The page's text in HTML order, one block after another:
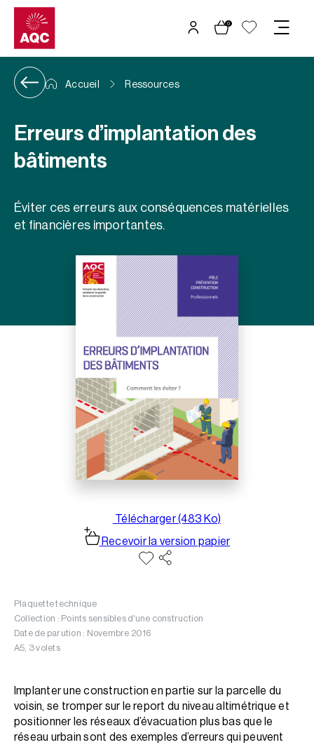
Panneau de gestion des cookies
0
Accueil Ressources
Erreurs d’implantation des
bâtiments
Éviter ces erreurs aux conséquences matérielles
et financières importantes.
Télécharger (483 Ko)
Recevoir la version papier
Plaquette technique
Collection : Points sensibles d'une construction
Date de parution : Novembre 2016
A5, 3 volets
Implanter une construction en partie sur la parcelle du
voisin, se tromper sur le report du niveau altimétrique et
positionner les réseaux d’évacuation plus bas que le
réseau urbain sont des exemples d’erreurs qui peuvent